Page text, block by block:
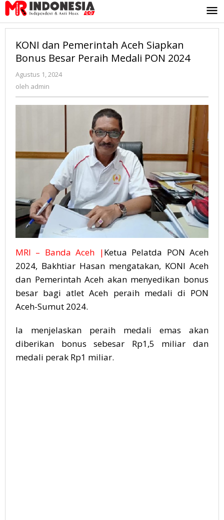
Lewati
ke
konten
KONI dan Pemerintah Aceh Siapkan
Bonus Besar Peraih Medali PON 2024
Agustus 1, 2024
oleh admin
MRI – Banda Aceh |Ketua Pelatda PON Aceh
2024, Bakhtiar Hasan mengatakan, KONI Aceh
dan Pemerintah Aceh akan menyedikan bonus
besar bagi atlet Aceh peraih medali di PON
Aceh-Sumut 2024.
Ia menjelaskan peraih medali emas akan
diberikan bonus sebesar Rp1,5 miliar dan
medali perak Rp1 miliar.